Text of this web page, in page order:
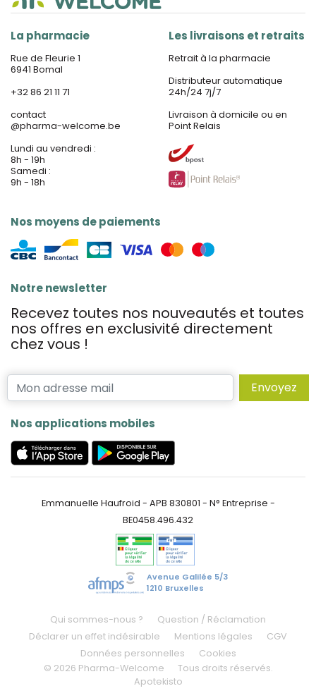
La pharmacie
Rue de Fleurie 1
6941 Bomal
+32 86 21 11 71
contact
@pharma-welcome.be
Lundi au vendredi :
8h - 19h
Samedi :
9h - 18h
Nos moyens de paiements
Les livraisons et retraits
Retrait à la pharmacie
Distributeur automatique
24h/24 7j/7
Livraison à domicile ou en
Point Relais
Notre newsletter
Recevez toutes nos nouveautés et toutes
nos offres en exclusivité directement
chez vous !
Envoyez
Nos applications mobiles
Emmanuelle Haufroid - APB 830801 - N° Entreprise -
BE0458.496.432
Avenue Galilée 5/3
1210 Bruxelles
Qui sommes-nous ?
Question / Réclamation
Déclarer un effet indésirable
Mentions légales
CGV
Données personnelles
Cookies
© 2026 Pharma-Welcome
Tous droits réservés.
Apotekisto